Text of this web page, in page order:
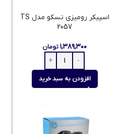
اسپیکر رومیزی تسکو مدل TS
2057
۱,۳۸۹,۳۰۰تومان
افزودن به سبد خرید